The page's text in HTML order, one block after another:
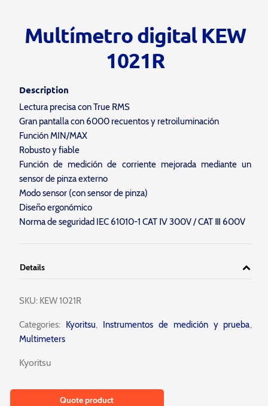
Multímetro digital KEW
1021R
Description
Lectura precisa con True RMS
Gran pantalla con 6000 recuentos y retroiluminación
Función MIN/MAX
Robusto y fiable
Función de medición de corriente mejorada mediante un
sensor de pinza externo
Modo sensor (con sensor de pinza)
Diseño ergonómico
Norma de seguridad IEC 61010-1 CAT Ⅳ 300V / CAT Ⅲ 600V
Details
SKU: KEW 1021R
Categories:Kyoritsu, Instrumentos de medición y prueba,
Multimeters
Kyoritsu
Quote product